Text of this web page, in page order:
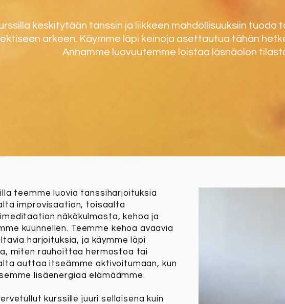
keskitytään tanssin ja liikkeen mahdollisuuksiin tuoda
arkeen. Käymme läpi keinoja asettautua tähän
Annamme luovuutemme loistaa läsnäolon
teemme luovia tanssiharjoituksia
improvisaation, toisaalta
näkökulmasta, kehoa ja
kuunnellen. Teemme kehoa avaavia
harjoituksia, ja käymme läpi
miten rauhoittaa hermostoa tai
auttaa itseämme aktivoitumaan, kun
lisäenergiaa elämäämme.
kurssille juuri sellaisena kuin